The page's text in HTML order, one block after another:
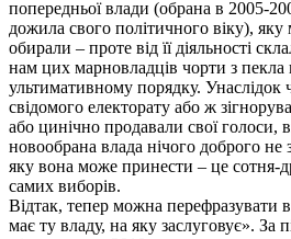
попередньої влади (обрана в 2005-
дожила свого політичного віку),
обирали – проте від її діяльності
нам цих марновладців чорти з пекла
ультимативному порядку. Унаслідок
свідомого електорату або ж
або цинічно продавали свої
новообрана влада нічого доброго не
яку вона може принести – це сотня-
самих виборів.
Відтак, тепер можна перефразувати
має ту владу, на яку заслуговує». За